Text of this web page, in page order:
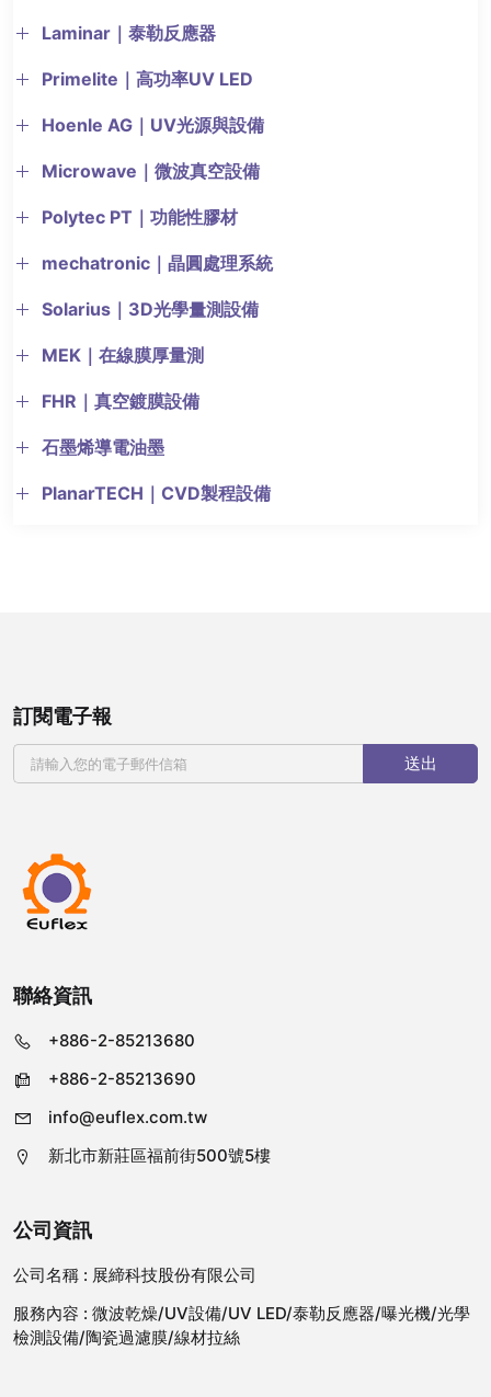
Laminar｜泰勒反應器
Primelite｜高功率UV LED
Hoenle AG｜UV光源與設備
Microwave｜微波真空設備
Polytec PT｜功能性膠材
mechatronic｜晶圓處理系統
Solarius｜3D光學量測設備
MEK｜在線膜厚量測
FHR｜真空鍍膜設備
石墨烯導電油墨
PlanarTECH｜CVD製程設備
訂閱電子報
送出
聯絡資訊
+886-2-85213680
+886-2-85213690
info@euflex.com.tw
新北市新莊區福前街500號5樓
公司資訊
公司名稱 : 展締科技股份有限公司
服務內容 : 微波乾燥/UV設備/UV LED/泰勒反應器/曝光機/光學
檢測設備/陶瓷過濾膜/線材拉絲